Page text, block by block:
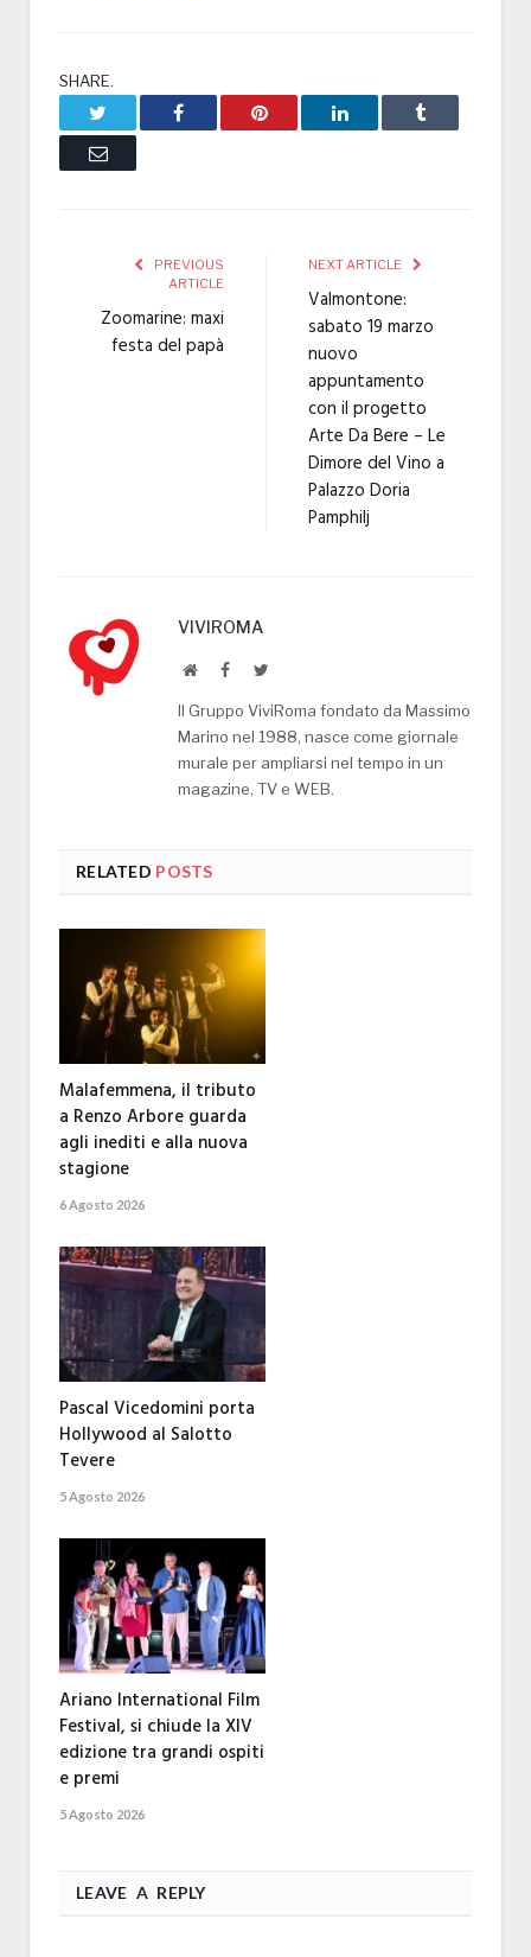
SHARE.
Facebook Pinterest LinkedIn Tumblr
Email
PREVIOUS
ARTICLE
Zoomarine: maxi
festa del papà
NEXT ARTICLE
Valmontone:
sabato 19 marzo
nuovo
appuntamento
con il progetto
Arte Da Bere – Le
Dimore del Vino a
Palazzo Doria
Pamphilj
VIVIROMA
WebsiteFacebookTwitter
Il Gruppo ViviRoma fondato da Massimo
Marino nel 1988, nasce come giornale
murale per ampliarsi nel tempo in un
magazine, TV e WEB.
RELATED POSTS
Malafemmena, il tributo
a Renzo Arbore guarda
agli inediti e alla nuova
stagione
6 Agosto 2026
Pascal Vicedomini porta
Hollywood al Salotto
Tevere
5 Agosto 2026
Ariano International Film
Festival, si chiude la XIV
edizione tra grandi ospiti
e premi
5 Agosto 2026
LEAVE A REPLY